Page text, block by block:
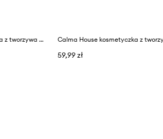
Calma House kosmetyczka z tworzywa sztucznego 20 x 15 x 10 cm
59,99 zł